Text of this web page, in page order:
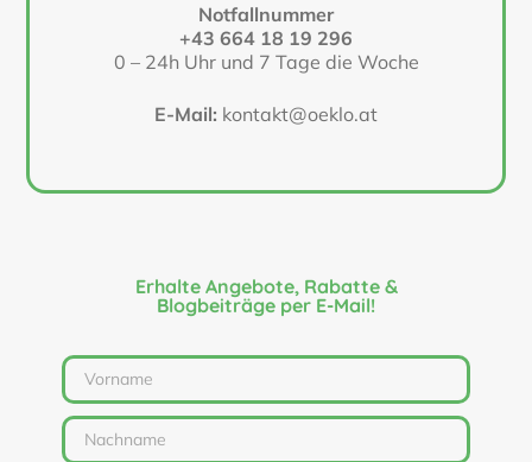
Notfallnummer
+43 664 18 19 296
0 – 24h Uhr und 7 Tage die Woche
E-Mail: kontakt@oeklo.at
Erhalte Angebote, Rabatte &
Blogbeiträge per E-Mail!